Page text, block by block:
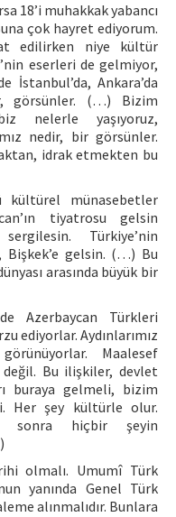
18’i muhakkak yabancı
çok hayret ediyorum.
edilirken niye kültür
eserleri de gelmiyor,
İstanbul’da, Ankara’da
görsünler. (…) Bizim
nelerle yaşıyoruz,
nedir, bir görsünler.
idrak etmekten bu
münasebetler
tiyatrosu gelsin
Türkiye’nin
Bişkek’e gelsin. (…) Bu
arasında büyük bir
Azerbaycan Türkleri
ediyorlar. Aydınlarımız
Maalesef
Bu ilişkiler, devlet
buraya gelmeli, bizim
Her şey kültürle olur.
sonra hiçbir şeyin
olmalı. Umumî Türk
yanında Genel Türk
alınmalıdır. Bunlara